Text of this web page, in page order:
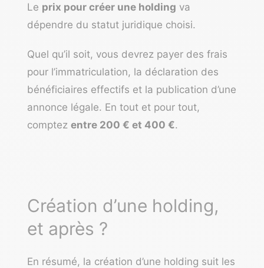
Le prix pour créer une holding va
dépendre du statut juridique choisi.
Quel qu’il soit, vous devrez payer des frais
pour l’immatriculation, la déclaration des
bénéficiaires effectifs et la publication d’une
annonce légale. En tout et pour tout,
comptez entre 200 € et 400 €.
Création d’une holding,
et après ?
En résumé, la création d’une holding suit les